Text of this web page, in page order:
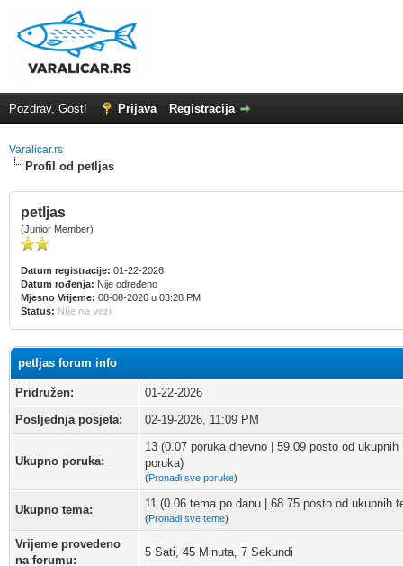
Pozdrav, Gost! Prijava Registracija
Varalicar.rs
Profil od petljas
petljas
(Junior Member)
Datum registracije: 01-22-2026
Datum rođenja: Nije određeno
Mjesno Vrijeme: 08-08-2026 u 03:28 PM
Status: Nije na vezi
petljas forum info
Pridružen:
01-22-2026
Posljednja posjeta:
02-19-2026, 11:09 PM
Ukupno poruka:
13 (0.07 poruka dnevno | 59.09 posto od ukupnih
poruka)
(Pronađi sve poruke)
Ukupno tema: 11 (0.06 tema po danu | 68.75 posto od ukupnih
(Pronađi sve teme)
Vrijeme provedeno
na forumu:
5 Sati, 45 Minuta, 7 Sekundi